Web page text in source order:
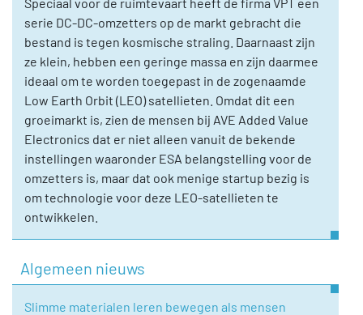
serie DC-DC-omzetters op de markt gebracht die
bestand is tegen kosmische straling. Daarnaast zijn
ze klein, hebben een geringe massa en zijn daarmee
ideaal om te worden toegepast in de zogenaamde
Low Earth Orbit (LEO) satellieten. Omdat dit een
groeimarkt is, zien de mensen bij AVE Added Value
Electronics dat er niet alleen vanuit de bekende
instellingen waaronder ESA belangstelling voor de
omzetters is, maar dat ook menige startup bezig is
om technologie voor deze LEO-satellieten te
ontwikkelen.
Algemeen nieuws
Slimme materialen leren bewegen als mensen